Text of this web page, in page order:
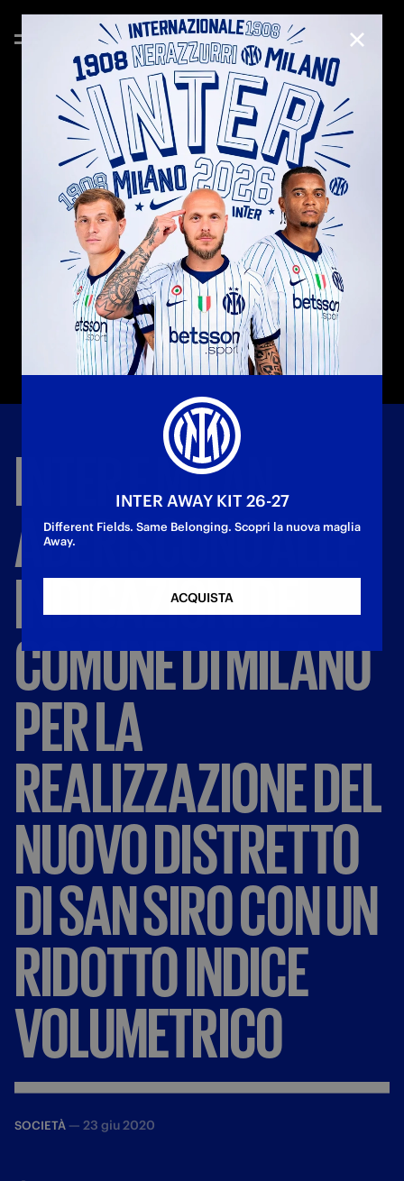
INTEREMILAN
ADERISCONOALLE
INDICAZIONIDEL
COMUNEDIMILANO
PERLA
REALIZZAZIONEDEL
NUOVODISTRETTO
DISANSIROCONUN
RIDOTTOINDICE
VOLUMETRICO
SOCIETÀ — 23 giu 2020
INTER AWAY KIT 26-27
Different Fields. Same Belonging. Scopri la nuova maglia
Away.
ACQUISTA